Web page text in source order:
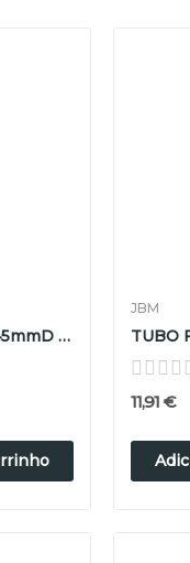
TUBO FLEXIVEL 45mmD x 150mm L
JBM
11,91 €